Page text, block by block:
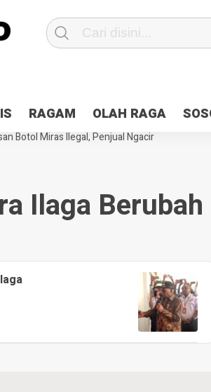
RAGAM OLAH RAGA
di Kota Jayapura
Pesan Sejuk Polri di
Hibah Pilkada Jayapura Cair 10 Persen,
Botol Miras Ilegal, Penjual Ngacir
Ilaga